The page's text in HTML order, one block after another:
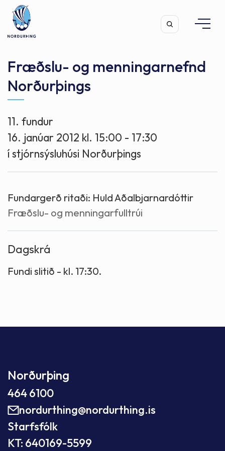
Leita
Fræðslu- og menningarnefnd
Norðurþings
11. fundur
16. janúar 2012 kl. 15:00 - 17:30
í stjórnsýsluhúsi Norðurþings
Fundargerð ritaði: Huld Aðalbjarnardóttir
Fræðslu- og menningarfulltrúi
Dagskrá
Fundi slitið - kl. 17:30.
Norðurþing
464 6100
nordurthing@nordurthing.is
Starfsfólk
KT: 640169-5599